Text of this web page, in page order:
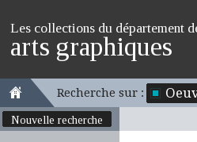
Les collections du département
arts graphiques
Recherche sur :
Nouvelle recherche